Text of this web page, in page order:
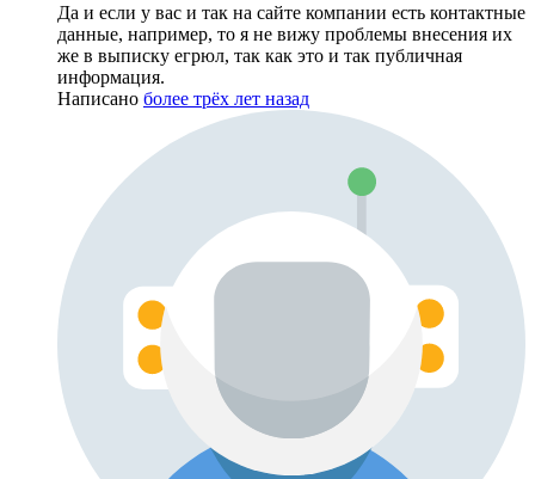
Да и если у вас и так на сайте компании есть контактные
данные, например, то я не вижу проблемы внесения их
же в выписку егрюл, так как это и так публичная
информация.
Написано более трёх лет назад